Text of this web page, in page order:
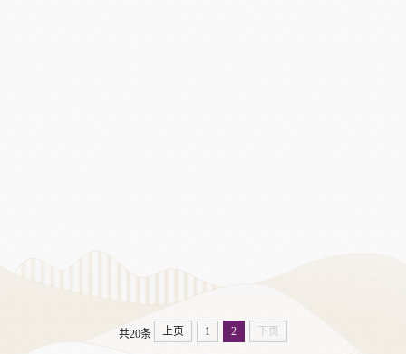
技能大赛
技能大赛中餐摆台
共20条 上页 1 2 下页